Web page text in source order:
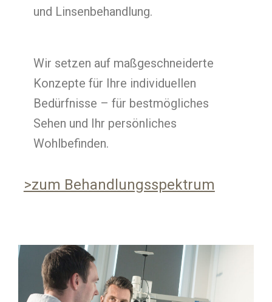
und Linsenbehandlung.
Wir setzen auf maßgeschneiderte
Konzepte für Ihre individuellen
Bedürfnisse – für bestmögliches
Sehen und Ihr persönliches
Wohlbefinden.
>zum Behandlungsspektrum